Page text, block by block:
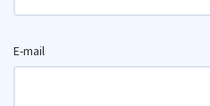
E-mail